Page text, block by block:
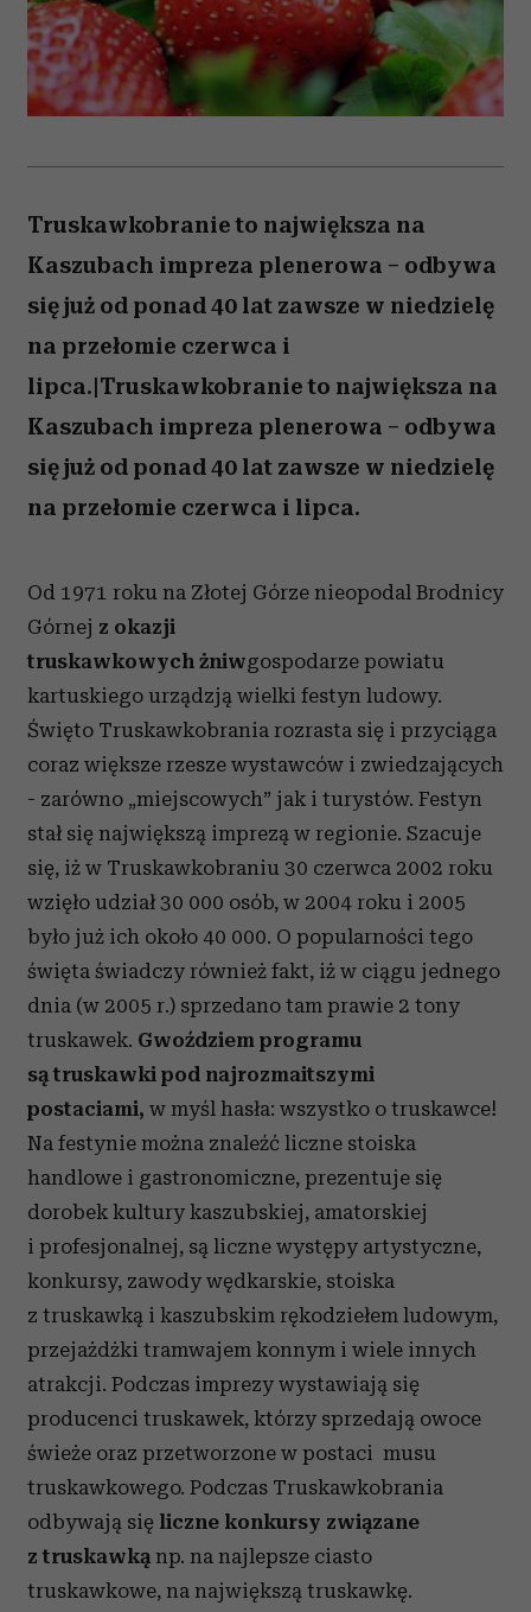
Truskawkobranie to największa na
Kaszubach impreza plenerowa – odbywa
się już od ponad 40 lat zawsze w niedzielę
na przełomie czerwca i
lipca.|Truskawkobranie to największa na
Kaszubach impreza plenerowa – odbywa
się już od ponad 40 lat zawsze w niedzielę
na przełomie czerwca i lipca.
Od 1971 roku na Złotej Górze nieopodal Brodnicy
Górnej z okazji
truskawkowych żniwgospodarze powiatu
kartuskiego urządzją wielki festyn ludowy.
Święto Truskawkobrania rozrasta się i przyciąga
coraz większe rzesze wystawców i zwiedzających
- zarówno „miejscowych” jak i turystów. Festyn
stał się największą imprezą w regionie. Szacuje
się, iż w Truskawkobraniu 30 czerwca 2002 roku
wzięło udział 30 000 osób, w 2004 roku i 2005
było już ich około 40 000. O popularności tego
święta świadczy również fakt, iż w ciągu jednego
dnia (w 2005 r.) sprzedano tam prawie 2 tony
truskawek. Gwoździem programu
są truskawki pod najrozmaitszymi
postaciami, w myśl hasła: wszystko o truskawce!
Na festynie można znaleźć liczne stoiska
handlowe i gastronomiczne, prezentuje się
dorobek kultury kaszubskiej, amatorskiej
i profesjonalnej, są liczne występy artystyczne,
konkursy, zawody wędkarskie, stoiska
z truskawką i kaszubskim rękodziełem ludowym,
przejażdżki tramwajem konnym i wiele innych
atrakcji. Podczas imprezy wystawiają się
producenci truskawek, którzy sprzedają owoce
świeże oraz przetworzone w postaci musu
truskawkowego. Podczas Truskawkobrania
odbywają się liczne konkursy związane
z truskawką np. na najlepsze ciasto
truskawkowe, na największą truskawkę.